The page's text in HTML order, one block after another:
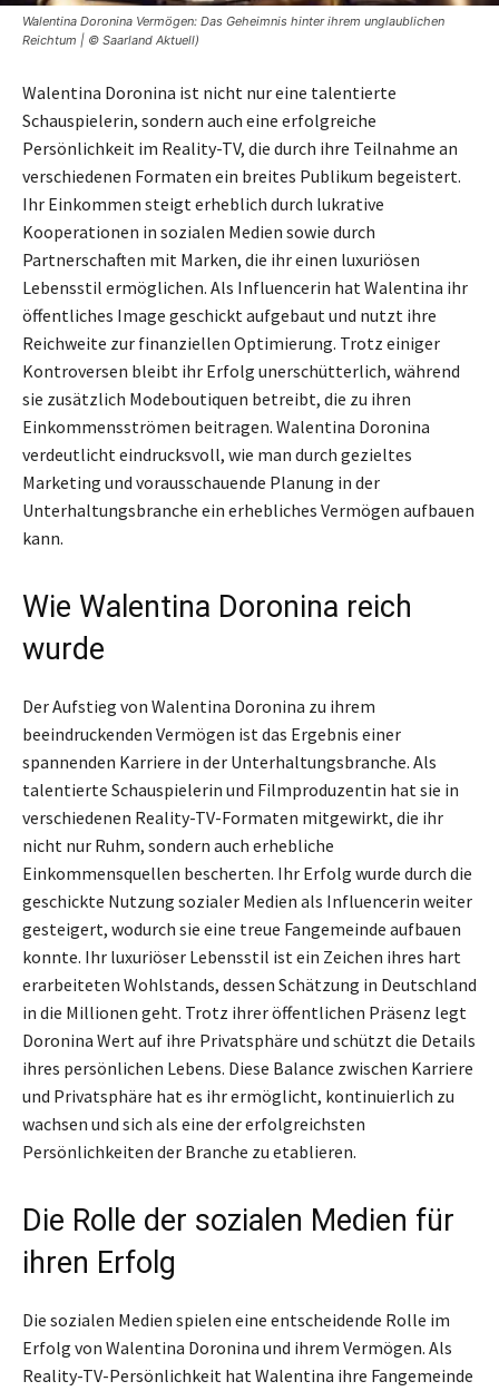
Walentina Doronina Vermögen: Das Geheimnis hinter ihrem unglaublichen
Reichtum | © Saarland Aktuell)
Walentina Doronina ist nicht nur eine talentierte
Schauspielerin, sondern auch eine erfolgreiche
Persönlichkeit im Reality-TV, die durch ihre Teilnahme an
verschiedenen Formaten ein breites Publikum begeistert.
Ihr Einkommen steigt erheblich durch lukrative
Kooperationen in sozialen Medien sowie durch
Partnerschaften mit Marken, die ihr einen luxuriösen
Lebensstil ermöglichen. Als Influencerin hat Walentina ihr
öffentliches Image geschickt aufgebaut und nutzt ihre
Reichweite zur finanziellen Optimierung. Trotz einiger
Kontroversen bleibt ihr Erfolg unerschütterlich, während
sie zusätzlich Modeboutiquen betreibt, die zu ihren
Einkommensströmen beitragen. Walentina Doronina
verdeutlicht eindrucksvoll, wie man durch gezieltes
Marketing und vorausschauende Planung in der
Unterhaltungsbranche ein erhebliches Vermögen aufbauen
kann.
Wie Walentina Doronina reich
wurde
Der Aufstieg von Walentina Doronina zu ihrem
beeindruckenden Vermögen ist das Ergebnis einer
spannenden Karriere in der Unterhaltungsbranche. Als
talentierte Schauspielerin und Filmproduzentin hat sie in
verschiedenen Reality-TV-Formaten mitgewirkt, die ihr
nicht nur Ruhm, sondern auch erhebliche
Einkommensquellen bescherten. Ihr Erfolg wurde durch die
geschickte Nutzung sozialer Medien als Influencerin weiter
gesteigert, wodurch sie eine treue Fangemeinde aufbauen
konnte. Ihr luxuriöser Lebensstil ist ein Zeichen ihres hart
erarbeiteten Wohlstands, dessen Schätzung in Deutschland
in die Millionen geht. Trotz ihrer öffentlichen Präsenz legt
Doronina Wert auf ihre Privatsphäre und schützt die Details
ihres persönlichen Lebens. Diese Balance zwischen Karriere
und Privatsphäre hat es ihr ermöglicht, kontinuierlich zu
wachsen und sich als eine der erfolgreichsten
Persönlichkeiten der Branche zu etablieren.
Die Rolle der sozialen Medien für
ihren Erfolg
Die sozialen Medien spielen eine entscheidende Rolle im
Erfolg von Walentina Doronina und ihrem Vermögen. Als
Reality-TV-Persönlichkeit hat Walentina ihre Fangemeinde